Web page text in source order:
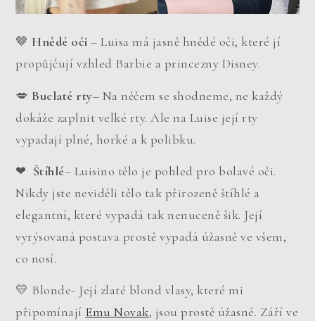
🤎 Hnědé oči– Luisa má jasně hnědé oči, které jí
propůjčují vzhled Barbie a princezny Disney.
💋 Buclaté rty– Na něčem se shodneme, ne každý
dokáže zaplnit velké rty. Ale na Luise její rty
vypadají plné, horké a k polibku.
❤ ️ Štíhlé– Luisino tělo je pohled pro bolavé oči.
Nikdy jste neviděli tělo tak přirozeně štíhlé a
elegantní, které vypadá tak nenuceně šik. Její
vyrýsovaná postava prostě vypadá úžasně ve všem,
co nosí.
💛 Blonde- Její zlaté blond vlasy, které mi
připomínají Emu Novak, jsou prostě úžasné. Září ve